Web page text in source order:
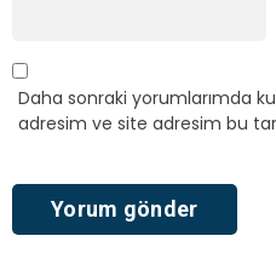
Daha sonraki yorumlarımda
adresim ve site adresim bu